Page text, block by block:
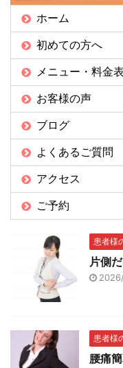
ホーム
初めての方へ
メニュー・料金表
お客様の声
ブログ
よくあるご質問
アクセス
ご予約
患者様
片側
患者様
腰痛